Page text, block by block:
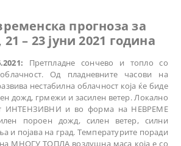
прогноза за
– 23 јуни2021 година
Претпладне сончево и топло со
Од пладневните часови на
нестабилна облачност која ќе биде
дожд, грмежи и засилен ветер. Локално
ИНТЕНЗИВНИ и во форма на НЕВРЕМЕ
пороен дожд, силен ветер, силни
и појава на град. Температурите поради
МНОГУ ТОПЛА воздушна маса која е со